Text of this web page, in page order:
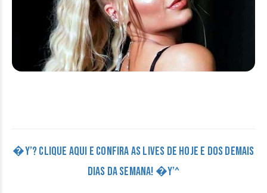
�Y’? CLIQUE AQUI E CONFIRA AS LIVES DE HOJE E DOS DEMAIS
DIAS DA SEMANA! �Y’^